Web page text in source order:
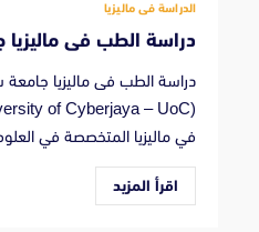
الدراسة فى ماليزيا
دراسة الطب فى ماليزيا
دراسة الطب فى ماليزيا جامعة
في ماليزيا المتخصصة في
اقرأ المزيد